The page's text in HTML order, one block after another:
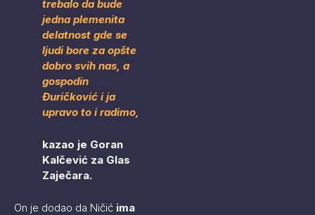
trebalo da bude
jedna plemenita
delatnost gde se
ljudi bore za opšte
dobro svih nas, a
gospodin
Đuričković i ja
upravo to i radimo,
kazao je Goran
Kalčević za Glas
Zaječara.
On je dodao da Ničić ima